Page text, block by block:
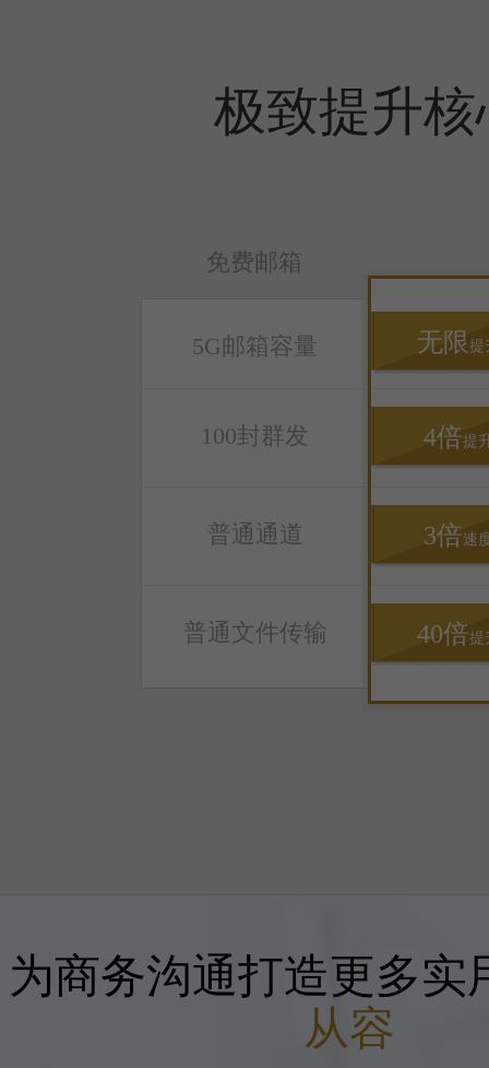
极致提升
免费邮箱
5G邮箱容量
100封群发
普通通道
普通文件传输
无限 提
4倍提
3倍速
40倍提
为商务沟通打造更多实
从容